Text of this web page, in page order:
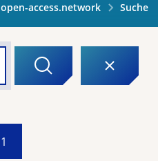
open-access.network Suche
1